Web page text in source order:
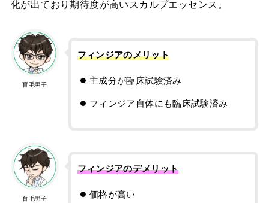
化が出ており期待度が高いスカルプエッセンス。
育毛男子
フィンジアのメリット
主成分が臨床試験済み
フィンジア自体にも臨床試験済み
育毛男子
フィンジアのデメリット
価格が高い